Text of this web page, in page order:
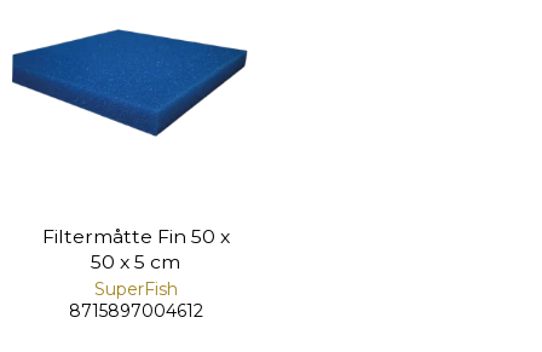
Filtermåtte Fin 50 x
50 x 5 cm
SuperFish
8715897004612